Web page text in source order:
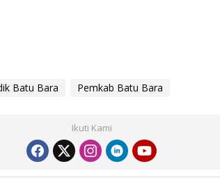
Batu Bara Pemkab Batu Bara
Ikuti Kami